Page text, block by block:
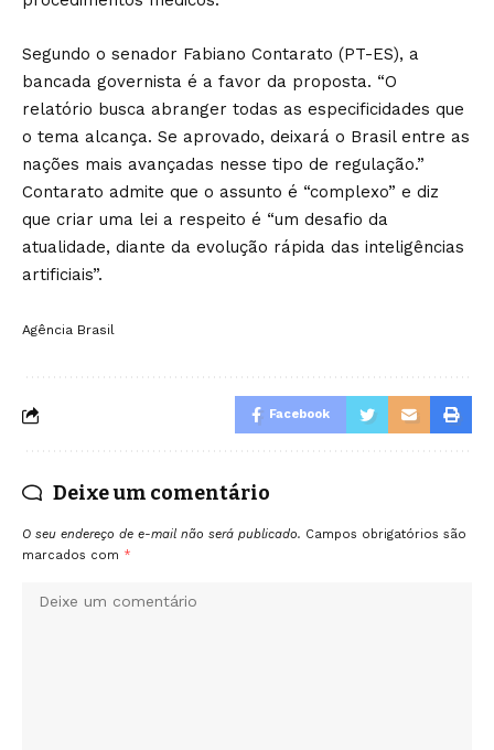
Segundo o senador Fabiano Contarato (PT-ES), a
bancada governista é a favor da proposta. “O
relatório busca abranger todas as especificidades que
o tema alcança. Se aprovado, deixará o Brasil entre as
nações mais avançadas nesse tipo de regulação.”
Contarato admite que o assunto é “complexo” e diz
que criar uma lei a respeito é “um desafio da
atualidade, diante da evolução rápida das inteligências
artificiais”.
Agência Brasil
Facebook
Deixe um comentário
O seu endereço de e-mail não será publicado. Campos obrigatórios são
marcados com *